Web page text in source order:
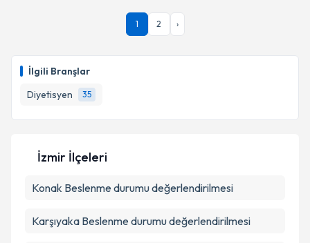
İlgili Branşlar
Diyetisyen
35
için randevu takvimi talebi oluşturun.
Size bu uzmandan randevu almanız için bir takvim
E-posta Adresiniz
Metni 'ni okudum ve kişisel verilerimin belirtilen
kapsamda işlenmesini kabul ediyorum.
1 2 ›
İzmir İlçeleri
Konak Beslenme durumu değerlendirilmesi
Karşıyaka Beslenme durumu değerlendirilmesi